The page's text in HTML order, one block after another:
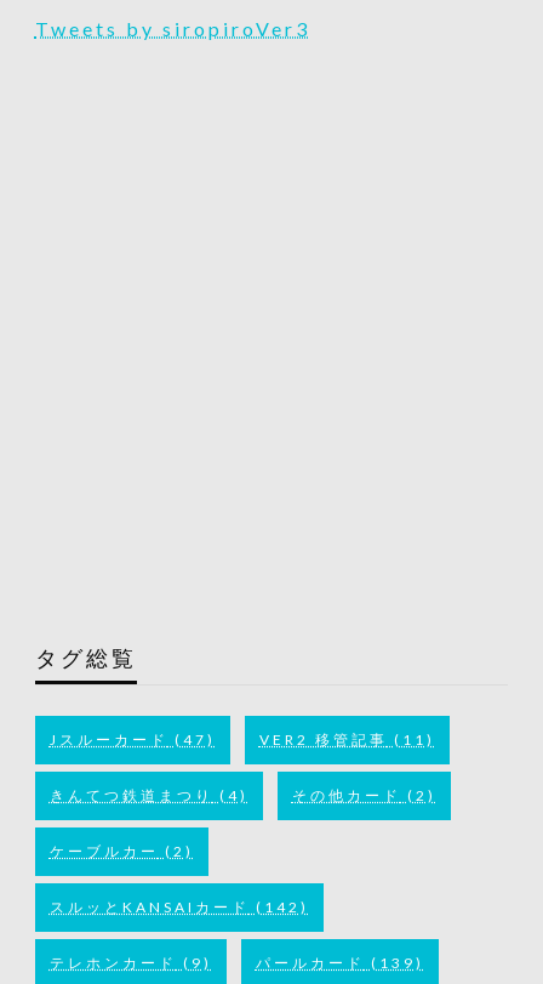
Tweets by siropiroVer3
タグ総覧
Jスルーカード (47) VER2 移管記事 (11)
きんてつ鉄道まつり (4) その他カード (2)
ケーブルカー (2)
スルッとKANSAIカード (142)
テレホンカード (9) パールカード (139)